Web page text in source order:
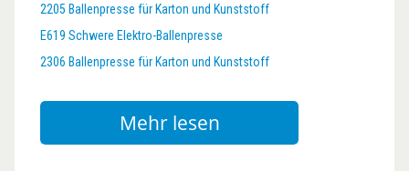
2205 Ballenpresse für Karton und Kunststoff
E619 Schwere Elektro-Ballenpresse
2306 Ballenpresse für Karton und Kunststoff
Mehr lesen